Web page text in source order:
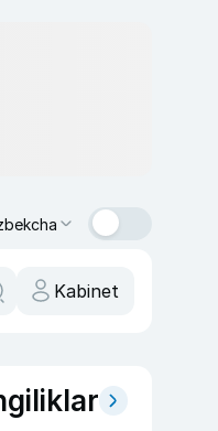
Kabinet